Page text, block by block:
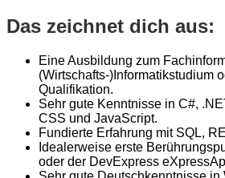
Das zeichnet dich aus:
Eine Ausbildung zum
(Wirtschafts-)Informatikstudium
Qualifikation.
Sehr gute Kenntnisse in C#,
CSS und JavaScript.
Fundierte Erfahrung mit SQL,
Idealerweise erste
oder der DevExpress